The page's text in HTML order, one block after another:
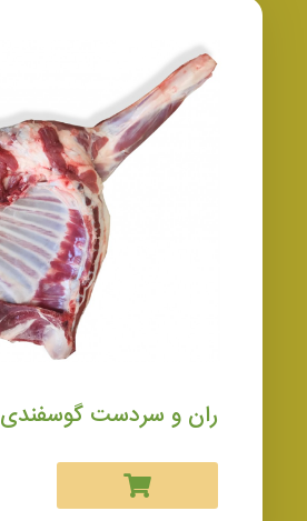
ران و سردست گوسفندی